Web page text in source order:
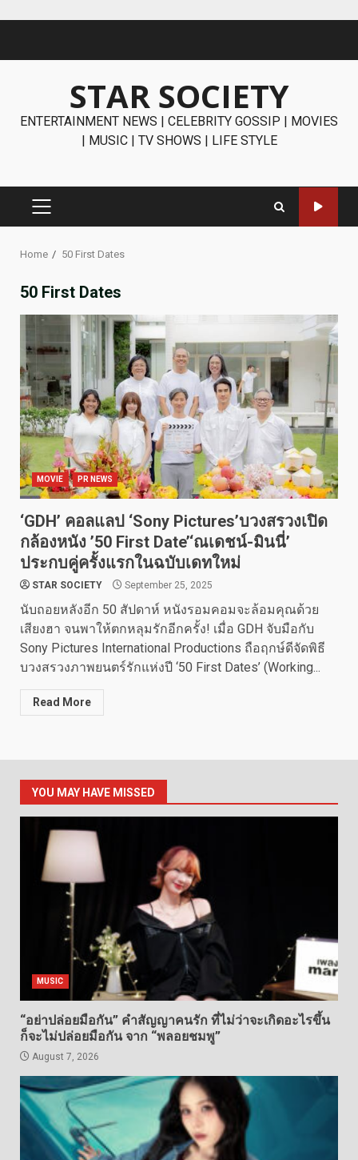
STAR SOCIETY
ENTERTAINMENT NEWS | CELEBRITY GOSSIP | MOVIES
| MUSIC | TV SHOWS | LIFE STYLE
PRIMARY
Home 50 First Dates
50 First Dates
MOVIE PR NEWS
‘GDH’ คอลแลป ‘Sony Pictures’บวงสรวงเปิด
กล้องหนัง ’50 First Date’‘ณเดชน์-มินนี่’
ประกบคู่ครั้งแรกในฉบับเดทใหม่
STAR SOCIETY September 25, 2025
นับถอยหลังอีก 50 สัปดาห์ หนังรอมคอมจะล้อมคุณด้วย
เสียงฮา จนพาให้ตกหลุมรักอีกครั้ง! เมื่อ GDH จับมือกับ
Sony Pictures International Productions ถือฤกษ์ดีจัดพิธี
บวงสรวงภาพยนตร์รักแห่งปี ‘50 First Dates’ (Working...
Read More
YOU MAY HAVE MISSED
MUSIC
“อย่าปล่อยมือกัน” คำสัญญาคนรัก ที่ไม่ว่าจะเกิดอะไรขึ้น
ก็จะไม่ปล่อยมือกัน จาก “พลอยชมพู”
August 7, 2026